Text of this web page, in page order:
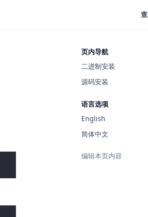
页内导航
二进制安装
源码安装
语言选项
English
简体中文
编辑本页内容